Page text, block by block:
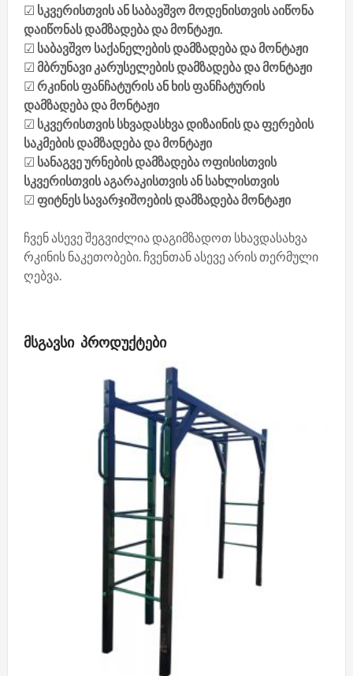
☑ სკვერისთვის ან საბავშვო მოდენისთვის აიწონა
დაიწონას დამზადება და მონტაჟი.
☑ საბავშვო საქანელების დამზადება და მონტაჟი
☑ მბრუნავი კარუსელების დამზადება და მონტაჟი
☑ რკინის ფანჩატურის ან ხის ფანჩატურის
დამზადება და მონტაჟი
☑ სკვერისთვის სხვადასხვა დიზაინის და ფერების
საკმების დამზადება და მონტაჟი
☑ სანაგვე ურნების დამზადება ოფისისთვის
სკვერისთვის აგარაკისთვის ან სახლისთვის
☑ ფიტნეს სავარჯიშოების დამზადება მონტაჟი
ჩვენ ასევე შეგვიძლია დაგიმზადოთ სხავდასახვა
რკინის ნაკეთობები. ჩვენთან ასევე არის თერმული
ღებვა.
ᲛᲡᲒᲐᲕᲡᲘ ᲞᲠᲝᲓᲣᲥᲢᲔᲑᲘ